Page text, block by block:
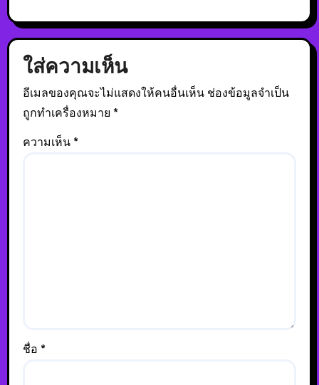
ใส่ความเห็น
อีเมลของคุณจะไม่แสดงให้คนอื่นเห็น ช่องข้อมูลจำเป็น
ถูกทำเครื่องหมาย *
ความเห็น *
ชื่อ *